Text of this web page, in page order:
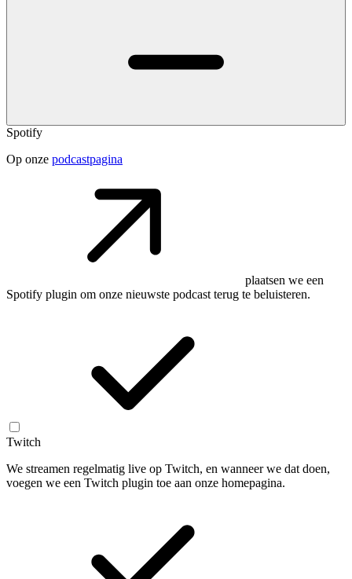
Spotify
Op onze podcastpagina
plaatsen we een
Spotify plugin om onze nieuwste podcast terug te beluisteren.
Twitch
We streamen regelmatig live op Twitch, en wanneer we dat doen,
voegen we een Twitch plugin toe aan onze homepagina.